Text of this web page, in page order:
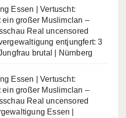
Essen | Vertuscht:
ein großer Muslimclan –
Real uncensored
entjungfert: 3
brutal | Nürnberg
Essen | Vertuscht:
ein großer Muslimclan –
Real uncensored
Essen |